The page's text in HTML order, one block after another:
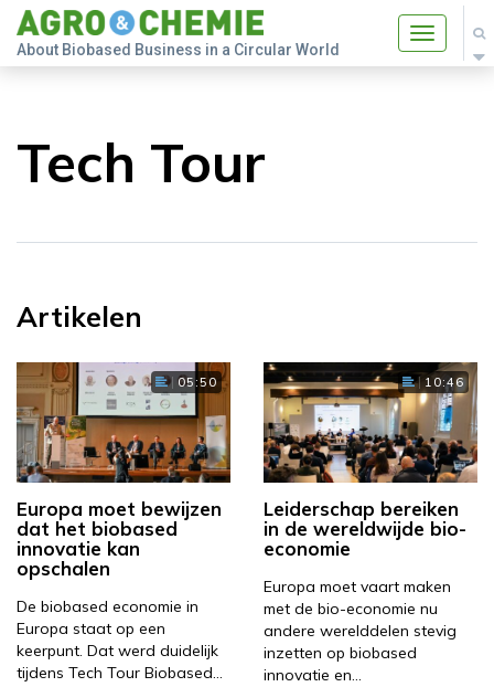
Toggle
About Biobased Business in a Circular World
Tech Tour
Artikelen
05:50
Europa moet bewijzen
dat het biobased
innovatie kan
opschalen
De biobased economie in
Europa staat op een
keerpunt. Dat werd duidelijk
tijdens Tech Tour Biobased…
10:46
Leiderschap bereiken
in de wereldwijde bio-
economie
Europa moet vaart maken
met de bio-economie nu
andere werelddelen stevig
inzetten op biobased
innovatie en…